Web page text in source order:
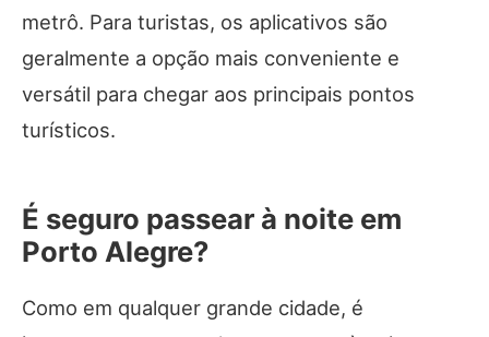
metrô. Para turistas, os aplicativos são
geralmente a opção mais conveniente e
versátil para chegar aos principais pontos
turísticos.
É seguro passear à noite em
Porto Alegre?
Como em qualquer grande cidade, é